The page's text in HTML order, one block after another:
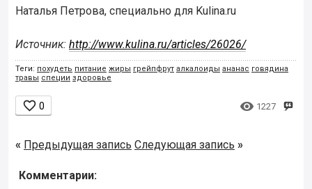
Наталья Петрова, специально для Kulina.ru
Источник: http://www.kulina.ru/articles/26026/
Теги: похудеть питание жиры грейпфрут алкалоиды ананас говядина
травы специи здоровье
 0  1227
« Предыдущая запись Следующая запись »
Комментарии: